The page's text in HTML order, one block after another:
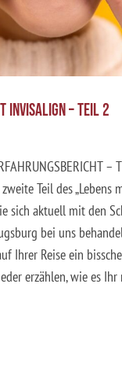
INVISALIGN – TEIL 2
–
Teil des „Lebens
sich aktuell mit den
bei uns
Ihrer Reise ein
erzählen, wie es